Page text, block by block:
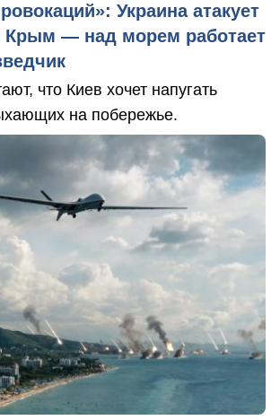
Украина атакует
Крым — над морем работает
что Киев хочет напугать
на побережье.